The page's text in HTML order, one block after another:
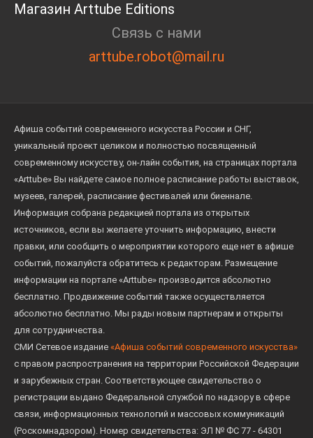
Магазин Arttube Editions
Связь с нами
arttube.robot@mail.ru
Афиша событий современного искусства России и СНГ,
уникальный проект целиком и полностью посвященный
современному искусству, он-лайн события, на страницах портала
«Arttube» Вы найдете самое полное расписание работы выставок,
музеев, галерей, расписание фестивалей или биеннале.
Информация собрана редакцией портала из открытых
источников, если вы желаете уточнить информацию, внести
правки, или сообщить о мероприятии которого еще нет в афише
событий, пожалуйста обратитесь к редакторам. Размещение
информации на портале «Arttube» производится абсолютно
бесплатно. Продвижение событий также осуществляется
абсолютно бесплатно. Мы рады новым партнерам и открыты
для сотрудничества.
СМИ Сетевое издание «Афиша событий современного искусства»
с правом распространения на территории Российской Федерации
и зарубежных стран. Соответствующее свидетельство о
регистрации выдано Федеральной службой по надзору в сфере
связи, информационных технологий и массовых коммуникаций
(Роскомнадзором). Номер свидетельства: ЭЛ № ФС 77 - 64301